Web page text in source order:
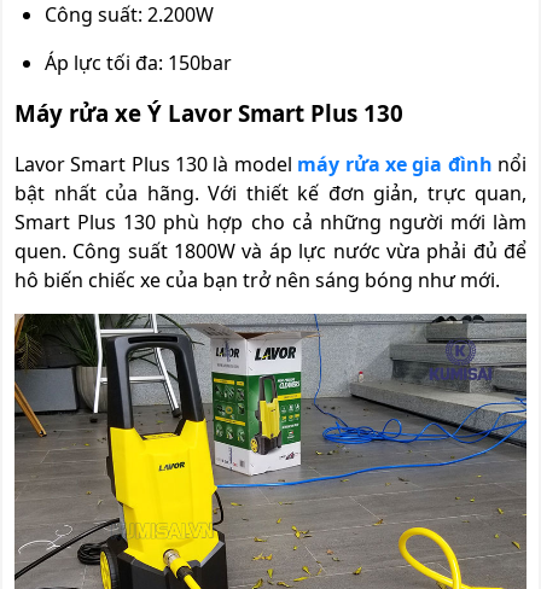
Công suất: 2.200W
Áp lực tối đa: 150bar
Máy rửa xe Ý Lavor Smart Plus 130
Lavor Smart Plus 130 là model máy rửa xe gia đình nổi
bật nhất của hãng. Với thiết kế đơn giản, trực quan,
Smart Plus 130 phù hợp cho cả những người mới làm
quen. Công suất 1800W và áp lực nước vừa phải đủ để
hô biến chiếc xe của bạn trở nên sáng bóng như mới.